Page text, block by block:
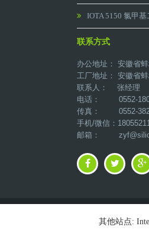
IOTA 5150 氯甲
联系方式
办公地址： 安徽省
工厂地址： 安徽省
联系人： 张经理
电话： 0552-
传真： 0552-
手机/微信：
邮箱：
其他站点: